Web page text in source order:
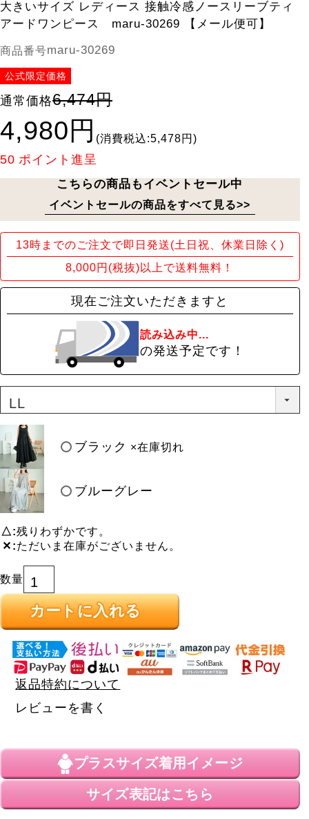
大きいサイズ レディース 接触冷感ノースリーブティ
アードワンピース maru-30269 【メール便可】
商品番号maru-30269
公式限定価格
通常価格6,474円
4,980円 (消費税込:5,478円)
50 ポイント進呈
こちらの商品もイベントセール中
イベントセールの商品をすべて見る>>
13時までのご注文で即日発送(土日祝、休業日除く)
8,000円(税抜)以上で送料無料！
現在ご注文いただきますと
読み込み中...
の発送予定です！
ブラック ×在庫切れ
ブルーグレー
△ 残りわずかです。
✕ ただいま在庫がございません。
カートに入れる
返品特約について
レビューを書く
プラスサイズ着用イメージ
サイズ表記はこちら